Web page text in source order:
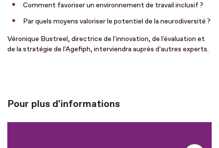
Comment favoriser un environnement de travail inclusif ?
Par quels moyens valoriser le potentiel de la neurodiversité ?
Véronique Bustreel, directrice de l'innovation, de l'évaluation et
de la stratégie de l'Agefiph, interviendra auprès d'autres experts.
Pour plus d'informations